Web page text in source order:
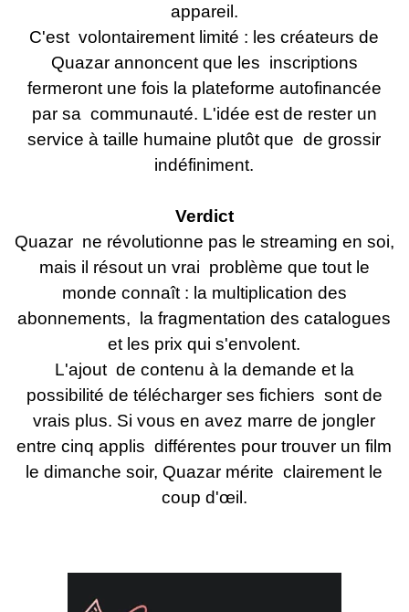
appareil.
C'est volontairement limité : les créateurs de
Quazar annoncent que les inscriptions
fermeront une fois la plateforme autofinancée
par sa communauté. L'idée est de rester un
service à taille humaine plutôt que de grossir
indéfiniment.
Verdict
Quazar ne révolutionne pas le streaming en soi,
mais il résout un vrai problème que tout le
monde connaît : la multiplication des
abonnements, la fragmentation des catalogues
et les prix qui s'envolent.
L'ajout de contenu à la demande et la
possibilité de télécharger ses fichiers sont de
vrais plus. Si vous en avez marre de jongler
entre cinq applis différentes pour trouver un film
le dimanche soir, Quazar mérite clairement le
coup d'œil.